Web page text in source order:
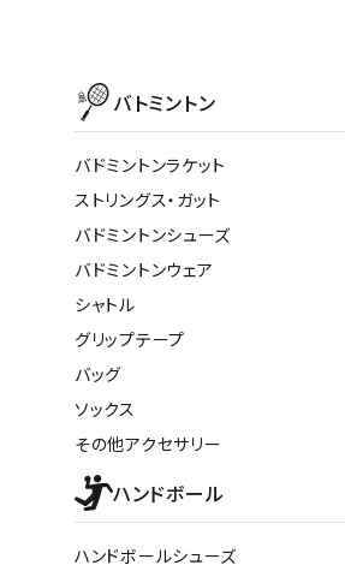
バトミントン
バドミントンラケット
ストリングス・ガット
バドミントンシューズ
バドミントンウェア
シャトル
グリップテープ
バッグ
ソックス
その他アクセサリー
ハンドボール
ハンドボールシューズ